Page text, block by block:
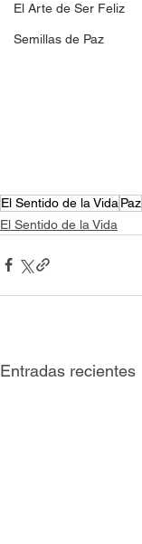
El Arte de Ser Feliz
Semillas de Paz
El Sentido de la Vida Paz
El Sentido de la Vida
Entradas recientes